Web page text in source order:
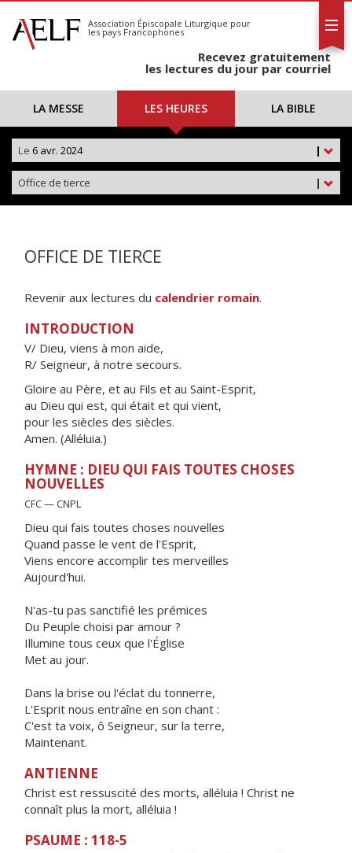
S'abonner
Calendrier
Association Épiscopale Liturgique pour
les pays Francophones
Recevez gratuitement
les lectures du jour par courriel
LA MESSE LES HEURES LA BIBLE
|
Le 6 avr. 2024
|
Office de tierce
OFFICE DE TIERCE
Revenir aux lectures du calendrier romain.
INTRODUCTION
V/ Dieu, viens à mon aide,
R/ Seigneur, à notre secours.
Gloire au Père, et au Fils et au Saint-Esprit,
au Dieu qui est, qui était et qui vient,
pour les siècles des siècles.
Amen. (Alléluia.)
HYMNE : DIEU QUI FAIS TOUTES CHOSES
NOUVELLES
CFC — CNPL
Dieu qui fais toutes choses nouvelles
Quand passe le vent de l'Esprit,
Viens encore accomplir tes merveilles
Aujourd'hui.
N'as-tu pas sanctifié les prémices
Du Peuple choisi par amour ?
Illumine tous ceux que l'Église
Met au jour.
Dans la brise ou l'éclat du tonnerre,
L'Esprit nous entraîne en son chant :
C'est ta voix, ô Seigneur, sur la terre,
Maintenant.
ANTIENNE
Christ est ressuscité des morts, alléluia ! Christ ne
connaît plus la mort, alléluia !
PSAUME : 118-5